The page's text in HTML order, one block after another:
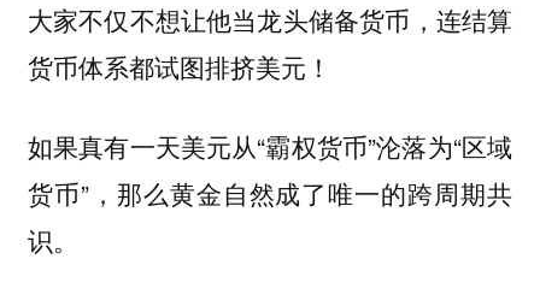
大家不仅不想让他当龙头储备货币，连结算
货币体系都试图排挤美元！
如果真有一天美元从“霸权货币”沦落为“区域
货币”，那么黄金自然成了唯一的跨周期共
识。